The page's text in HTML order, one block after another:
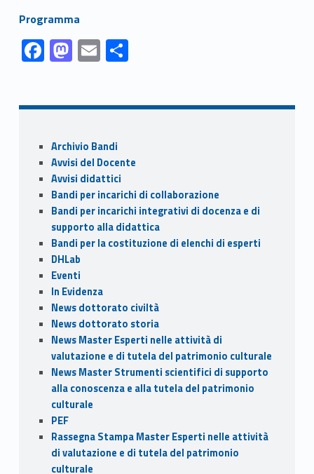
Link identifier #identifier__61846-1
Programma
Link identifier #identifier__165566-1
F
ac
b
o
o
k
Link identifier #identifier__121764-2 M
as
d
o
n
Link identifier #identifier__52653-3 E
m
l
Link identifier #identifier__135349-4 C
o
di
di
Sidebar
Archivio Bandi
Avvisi del Docente
Avvisi didattici
Bandi per incarichi di collaborazione
Bandi per incarichi integrativi di docenza e di
supporto alla didattica
Bandi per la costituzione di elenchi di esperti
DHLab
Eventi
In Evidenza
News dottorato civiltà
News dottorato storia
News Master Esperti nelle attività di
valutazione e di tutela del patrimonio culturale
News Master Strumenti scientifici di supporto
alla conoscenza e alla tutela del patrimonio
culturale
PEF
Rassegna Stampa Master Esperti nelle attività
di valutazione e di tutela del patrimonio
culturale